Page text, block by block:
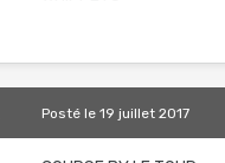
Postéle 19 juillet 2017